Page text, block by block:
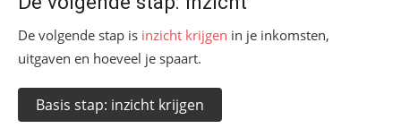
De volgende stap is inzicht krijgen in je inkomsten,
uitgaven en hoeveel je spaart.
Basis stap: inzicht krijgen